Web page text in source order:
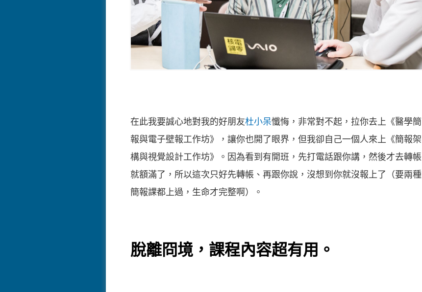
在此我要誠心地對我的好朋友杜小呆懺悔，非常對不起，拉你去上《醫學簡
報與電子壁報工作坊》，讓你也開了眼界，但我卻自己一個人來上《簡報架
構與視覺設計工作坊》。因為看到有開班，先打電話跟你講，然後才去轉帳
就額滿了，所以這次只好先轉帳、再跟你說，沒想到你就沒報上了（要兩種
簡報課都上過，生命才完整啊）。
脫離冏境，課程內容超有用。